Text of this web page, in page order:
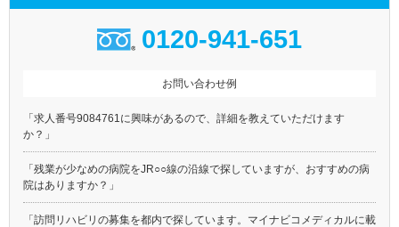
0120-941-651
お問い合わせ例
「求人番号9084761に興味があるので、詳細を教えていただけます
か？」
「残業が少なめの病院をJR○○線の沿線で探していますが、おすすめの病
院はありますか？」
「訪問リハビリの募集を都内で探しています。マイナビコメディカルに載